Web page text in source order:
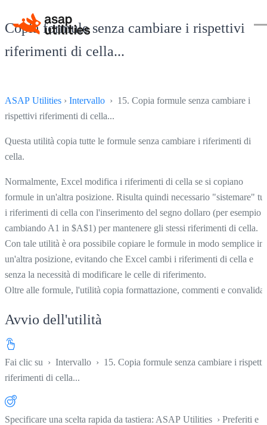
Copia formule senza cambiare i rispettivi
riferimenti di cella...
ASAP Utilities › Intervallo › 15. Copia formule senza cambiare i
rispettivi riferimenti di cella...
Questa utilità copia tutte le formule senza cambiare i riferimenti di
cella.
Normalmente, Excel modifica i riferimenti di cella se si copiano
formule in un'altra posizione. Risulta quindi necessario "sistemare"
i riferimenti di cella con l'inserimento del segno dollaro (per esempio
cambiando A1 in $A$1) per mantenere gli stessi riferimenti di cella.
Con tale utilità è ora possibile copiare le formule in modo semplice in
un'altra posizione, evitando che Excel cambi i riferimenti di cella e
senza la necessità di modificare le celle di riferimento.
Oltre alle formule, l'utilità copia formattazione, commenti e convalida.
Avvio dell'utilità
Fai clic su › Intervallo › 15. Copia formule senza cambiare i
riferimenti di cella...
Specificare una scelta rapida da tastiera: ASAP Utilities › Preferiti e